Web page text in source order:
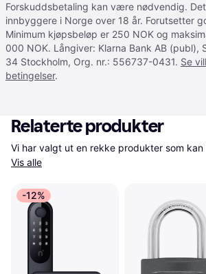
Forskuddsbetaling kan være nødvendig.
innbyggere i Norge over 18 år. Forutsetter
Minimum kjøpsbeløp er 250 NOK og
000 NOK. Långiver: Klarna Bank AB (publ),
34 Stockholm, Org. nr.: 556737-0431. Se
betingelser.
Relaterte produkter
Vis alle
-12%